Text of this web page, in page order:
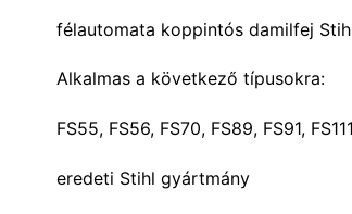
félautomata koppintós damilfej
Alkalmas a következő típusokra:
FS55, FS56, FS70, FS89, FS91,
eredeti Stihl gyártmány